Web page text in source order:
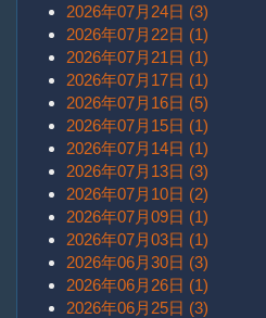
2026年07月24日 (3)
2026年07月22日 (1)
2026年07月21日 (1)
2026年07月17日 (1)
2026年07月16日 (5)
2026年07月15日 (1)
2026年07月14日 (1)
2026年07月13日 (3)
2026年07月10日 (2)
2026年07月09日 (1)
2026年07月03日 (1)
2026年06月30日 (3)
2026年06月26日 (1)
2026年06月25日 (3)